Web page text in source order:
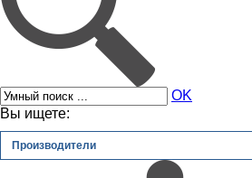
OK
Вы ищете:
Производители